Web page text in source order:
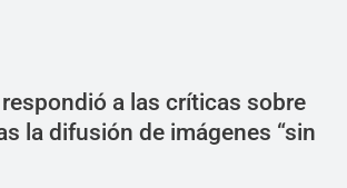
a las críticas sobre
la difusión de imágenes “sin